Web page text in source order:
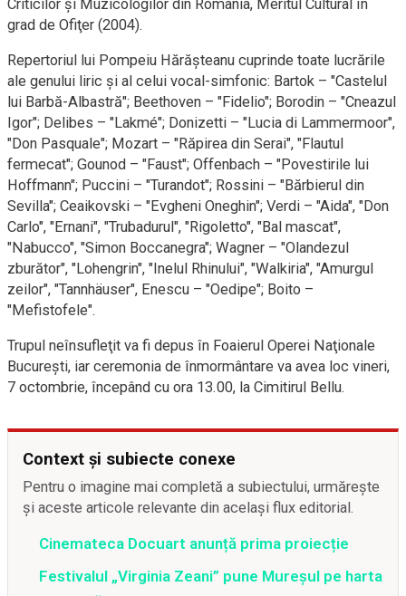
Criticilor şi Muzicologilor din România, Meritul Cultural în
grad de Ofiţer (2004).
Repertoriul lui Pompeiu Hărăşteanu cuprinde toate lucrările
ale genului liric şi al celui vocal-simfonic: Bartok – "Castelul
lui Barbă-Albastră"; Beethoven – "Fidelio"; Borodin – "Cneazul
Igor"; Delibes – "Lakmé"; Donizetti – "Lucia di Lammermoor",
"Don Pasquale"; Mozart – "Răpirea din Serai", "Flautul
fermecat"; Gounod – "Faust"; Offenbach – "Povestirile lui
Hoffmann"; Puccini – "Turandot"; Rossini – "Bărbierul din
Sevilla"; Ceaikovski – "Evgheni Oneghin"; Verdi – "Aida", "Don
Carlo", "Ernani", "Trubadurul", "Rigoletto", "Bal mascat",
"Nabucco", "Simon Boccanegra"; Wagner – "Olandezul
zburător", "Lohengrin", "Inelul Rhinului", "Walkiria", "Amurgul
zeilor", "Tannhäuser", Enescu – "Oedipe"; Boito –
"Mefistofele".
Trupul neînsufleţit va fi depus în Foaierul Operei Naţionale
Bucureşti, iar ceremonia de înmormântare va avea loc vineri,
7 octombrie, începând cu ora 13.00, la Cimitirul Bellu.
Context și subiecte conexe
Pentru o imagine mai completă a subiectului, urmărește
și aceste articole relevante din același flux editorial.
Cinemateca Docuart anunță prima proiecție
Festivalul „Virginia Zeani” pune Mureșul pe harta